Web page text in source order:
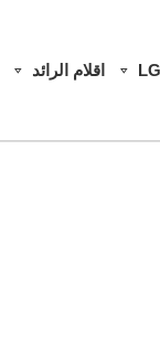
اقلام الرائد